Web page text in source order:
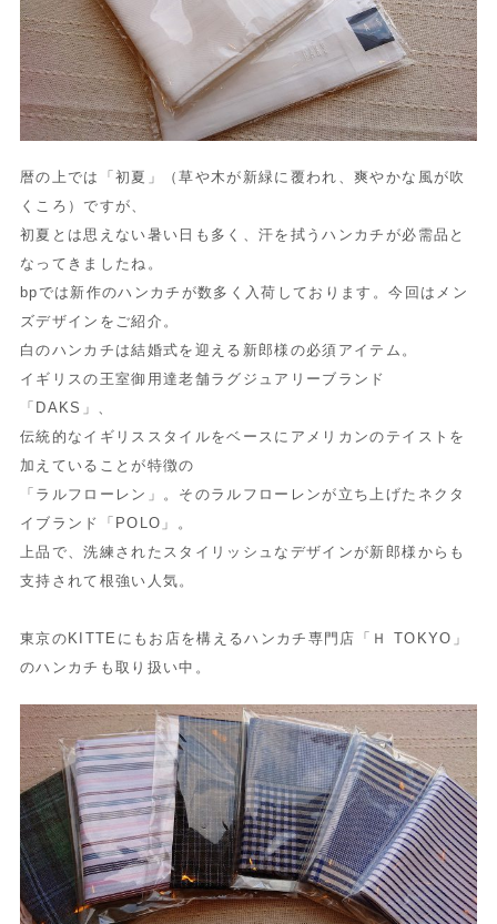
暦の上では「初夏」（草や木が新緑に覆われ、爽やかな風が吹
くころ）ですが、
初夏とは思えない暑い日も多く、汗を拭うハンカチが必需品と
なってきましたね。
bpでは新作のハンカチが数多く入荷しております。今回はメン
ズデザインをご紹介。
白のハンカチは結婚式を迎える新郎様の必須アイテム。
イギリスの王室御用達老舗ラグジュアリーブランド
「DAKS」、
伝統的なイギリススタイルをベースにアメリカンのテイストを
加えていることが特徴の
「ラルフローレン」。そのラルフローレンが立ち上げたネクタ
イブランド「POLO」。
上品で、洗練されたスタイリッシュなデザインが新郎様からも
支持されて根強い人気。
東京のKITTEにもお店を構えるハンカチ専門店「Ｈ TOKYO」
のハンカチも取り扱い中。